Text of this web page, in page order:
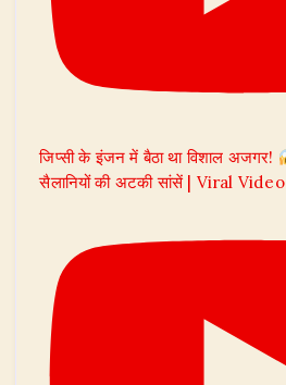
जिप्सी के इंजन में बैठा था विशाल अजगर!
सैलानियों की अटकी सांसें | Viral Video